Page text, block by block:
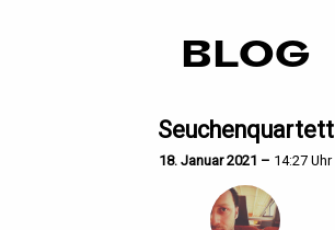
BLOG
Seuchenquartett
18. Januar 2021 – 14:27 Uhr